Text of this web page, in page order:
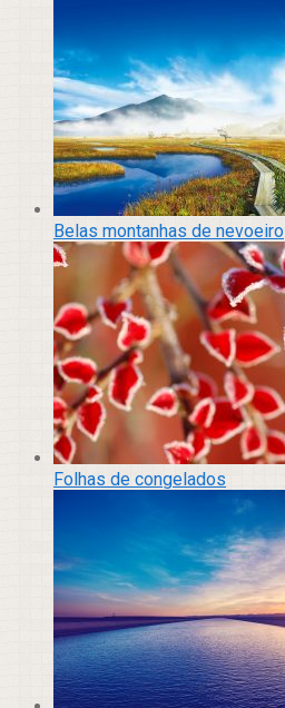
Belas montanhas de nevoeiro
Folhas de congelados